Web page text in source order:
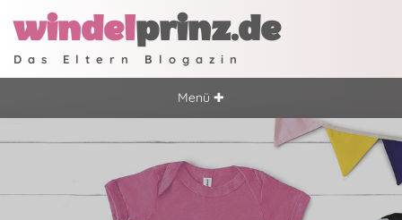
windelprinz.de
Das Eltern Blogazin
Menü ✚